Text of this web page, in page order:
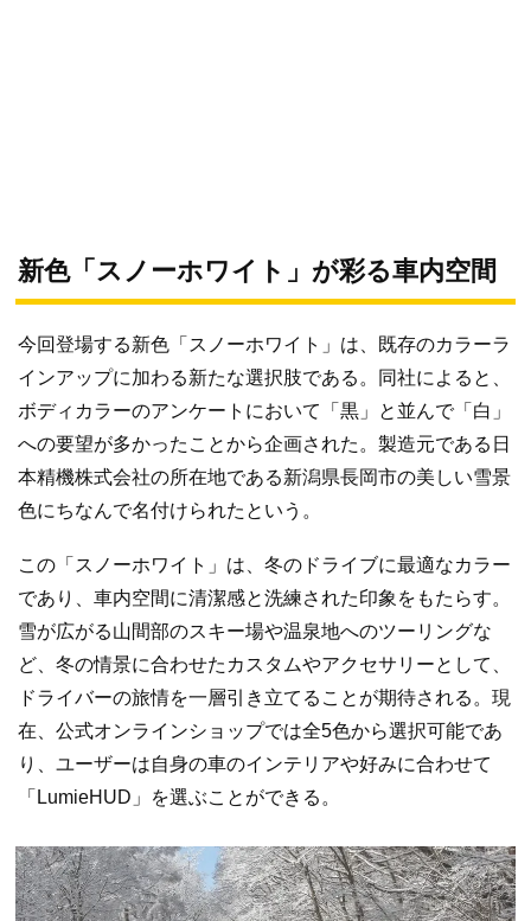
新色「スノーホワイト」が彩る車内空間
今回登場する新色「スノーホワイト」は、既存のカラーラ
インアップに加わる新たな選択肢である。同社によると、
ボディカラーのアンケートにおいて「黒」と並んで「白」
への要望が多かったことから企画された。製造元である日
本精機株式会社の所在地である新潟県長岡市の美しい雪景
色にちなんで名付けられたという。
この「スノーホワイト」は、冬のドライブに最適なカラー
であり、車内空間に清潔感と洗練された印象をもたらす。
雪が広がる山間部のスキー場や温泉地へのツーリングな
ど、冬の情景に合わせたカスタムやアクセサリーとして、
ドライバーの旅情を一層引き立てることが期待される。現
在、公式オンラインショップでは全5色から選択可能であ
り、ユーザーは自身の車のインテリアや好みに合わせて
「LumieHUD」を選ぶことができる。